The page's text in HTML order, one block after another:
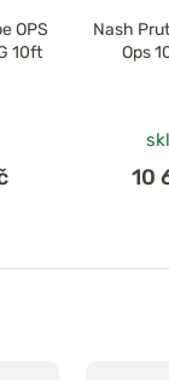
OPS
10ft
Nash
Ops
10